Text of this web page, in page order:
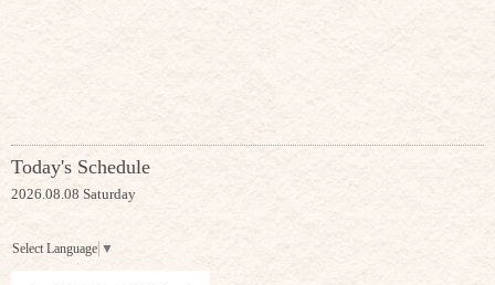
Today's Schedule
2026.08.08 Saturday
Select Language ▼